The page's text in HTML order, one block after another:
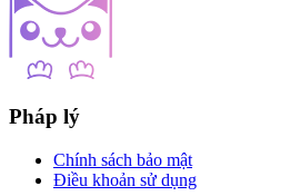
Pháp lý
Chính sách bảo mật
Điều khoản sử dụng